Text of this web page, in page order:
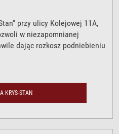
przy ulicy Kolejowej 11A,
w niezapomnianej
dając rozkosz podniebieniu
KRYS-STAN